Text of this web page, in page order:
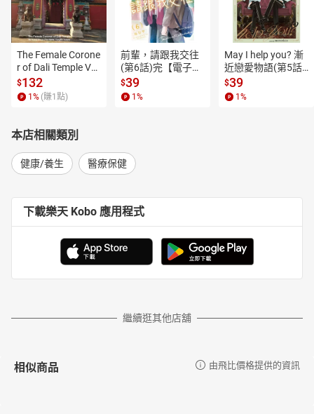
The Female Corone
r of Dali Temple Vo
l.6【有聲書】
$132
1 % (賺1 點)
前輩，請跟我交往
(第6話)完【電子
書】
$39
1 %
May I help you? 漸
近戀愛物語(第5話)
【電子書】
$39
1 %
本店相關類別
健康/養生 醫療保健
下載樂天 Kobo 應用程式
繼續逛其他店舖
相似商品 由飛比價格提供的資訊